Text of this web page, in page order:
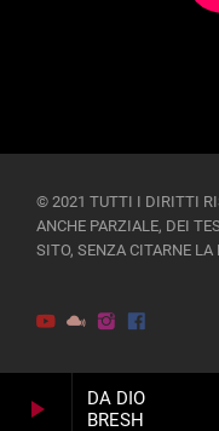
play_arrow
DA DIO
BRESH
© 2021 TUTTI I DIRITTI
ANCHE PARZIALE, DEI
SITO, SENZA CITARNE LA